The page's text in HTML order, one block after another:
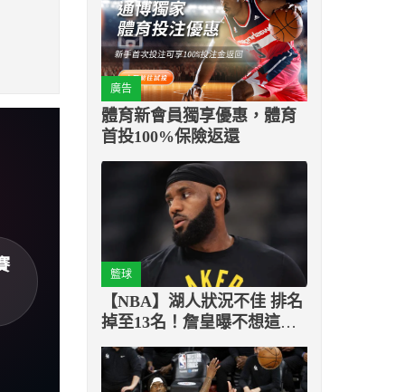
廣告
體育新會員獨享優惠，體育
首投100%保險返還
籃球
【NBA】湖人狀況不佳 排名
掉至13名！詹皇曝不想這樣
結束選手生涯